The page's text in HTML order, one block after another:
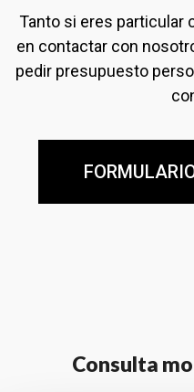
Tanto si eres particular
en contactar con
pedir presupuesto
Consulta